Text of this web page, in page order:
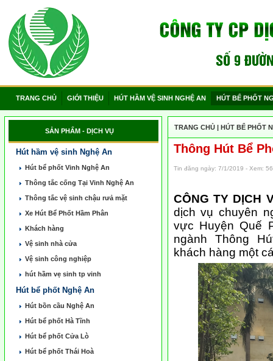
TRANG CHỦ GIỚI THIỆU HÚT HẦM VỆ SINH NGHỆ AN HÚT BỂ PHỐT
SẢN PHẨM - DỊCH VỤ
Hút hầm vệ sinh Nghệ An
Hút bể phốt Vinh Nghệ An
Thông tắc cống Tại Vinh Nghệ An
Thông tắc vệ sinh chậu rưả mặt
Xe Hút Bể Phốt Hầm Phân
Khách hàng
Vệ sinh nhà cửa
Vệ sinh công nghiệp
hút hầm vẹ sinh tp vinh
Hút bể phốt Nghệ An
Hút bồn cầu Nghệ An
Hút bể phốt Hà Tĩnh
Hút bể phốt Cửa Lò
Hút bể phốt Thái Hoà
TRANG CHỦ| HÚT BỂ PHỐT
Thông Hút Bể
Tin đăng ngày: 7/1/2019 - Xem:
CÔNG TY DỊCH
dịch vụ chuyên
vực Huyện Quế
ngành Thông
khách hàng một